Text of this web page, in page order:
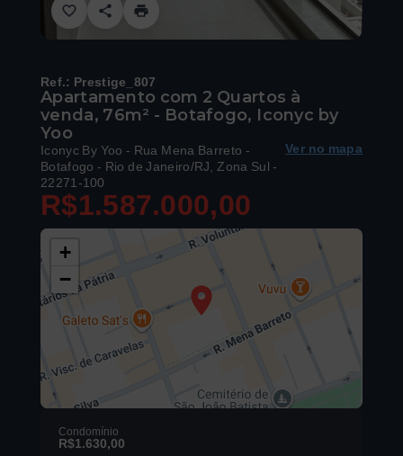
Ref.: Prestige_807
Apartamento com 2 Quartos à
venda, 76m² - Botafogo, Iconyc by
Yoo
Iconyc By Yoo - Rua Mena Barreto -
Botafogo - Rio de Janeiro/RJ, Zona Sul -
22271-100
Ver no mapa
R$1.587.000,00
+
−
Condomínio
R$1.630,00